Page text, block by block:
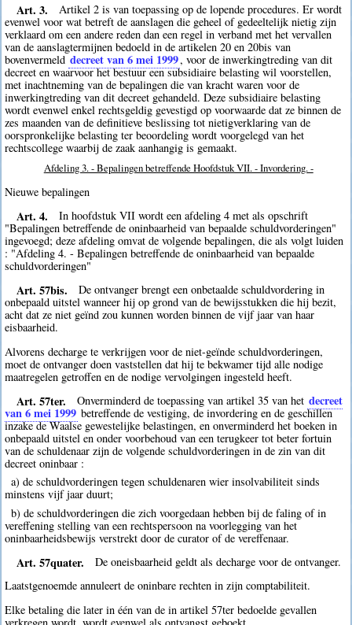
Art. 3.
Artikel 2 is van toepassing op de lopende procedures. Er wordt
evenwel voor wat betreft de aanslagen die geheel of gedeeltelijk nietig zijn
verklaard om een andere reden dan een regel in verband met het vervallen
van de aanslagtermijnen bedoeld in de artikelen 20 en 20bis van
bovenvermeld decreet van 6 mei 1999, voor de inwerkingtreding van dit
decreet en waarvoor het bestuur een subsidiaire belasting wil voorstellen,
met inachtneming van de bepalingen die van kracht waren voor de
inwerkingtreding van dit decreet gehandeld. Deze subsidiaire belasting
wordt evenwel enkel rechtsgeldig gevestigd op voorwaarde dat ze binnen de
zes maanden van de definitieve beslissing tot nietigverklaring van de
oorspronkelijke belasting ter beoordeling wordt voorgelegd van het
rechtscollege waarbij de zaak aanhangig is gemaakt.
Afdeling 3. - Bepalingen betreffende Hoofdstuk VII. - Invordering. -
Nieuwe bepalingen
Art. 4.
In hoofdstuk VII wordt een afdeling 4 met als opschrift
"Bepalingen betreffende de oninbaarheid van bepaalde schuldvorderingen"
ingevoegd; deze afdeling omvat de volgende bepalingen, die als volgt luiden
: "Afdeling 4. - Bepalingen betreffende de oninbaarheid van bepaalde
schuldvorderingen"
Art. 57bis.
De ontvanger brengt een onbetaalde schuldvordering in
onbepaald uitstel wanneer hij op grond van de bewijsstukken die hij bezit,
acht dat ze niet geïnd zou kunnen worden binnen de vijf jaar van haar
eisbaarheid.
Alvorens decharge te verkrijgen voor de niet-geïnde schuldvorderingen,
moet de ontvanger doen vaststellen dat hij te bekwamer tijd alle nodige
maatregelen getroffen en de nodige vervolgingen ingesteld heeft.
Art. 57ter. Onverminderd de toepassing van artikel 35 van het decreet
van 6 mei 1999 betreffende de vestiging, de invordering en de geschillen
inzake de Waalse gewestelijke belastingen, en onverminderd het boeken in
onbepaald uitstel en onder voorbehoud van een terugkeer tot beter fortuin
van de schuldenaar zijn de volgende schuldvorderingen in de zin van dit
decreet oninbaar :
a) de schuldvorderingen tegen schuldenaren wier insolvabiliteit sinds
minstens vijf jaar duurt;
b) de schuldvorderingen die zich voorgedaan hebben bij de faling of in
vereffening stelling van een rechtspersoon na voorlegging van het
oninbaarheidsbewijs verstrekt door de curator of de vereffenaar.
Art. 57quater.
De oneisbaarheid geldt als decharge voor de ontvanger.
Laatstgenoemde annuleert de oninbare rechten in zijn comptabiliteit.
Elke betaling die later in één van de in artikel 57ter bedoelde gevallen